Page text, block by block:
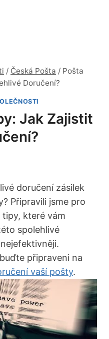
/ Česká Pošta / Pošta
Doručení?
Jak Zajistit
doručení zásilek
Připravili jsme pro
které vám
spolehlivé
připraveni na
vaší pošty.